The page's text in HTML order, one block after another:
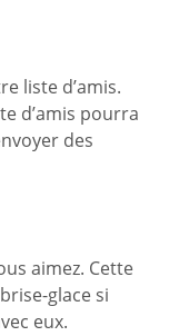
liste d’amis.
d’amis pourra
des
aimez. Cette
glace si
eux.